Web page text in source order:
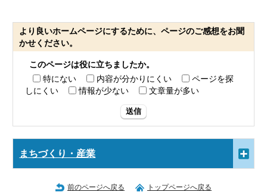
より良いホームページにするために、ページのご感想をお聞
かせください。
このページは役に立ちましたか。
特にない
内容が分かりにくい
ページを探
しにくい
情報が少ない 文章量が多い
送信
まちづくり・産業
前のページへ戻る トップページへ戻る